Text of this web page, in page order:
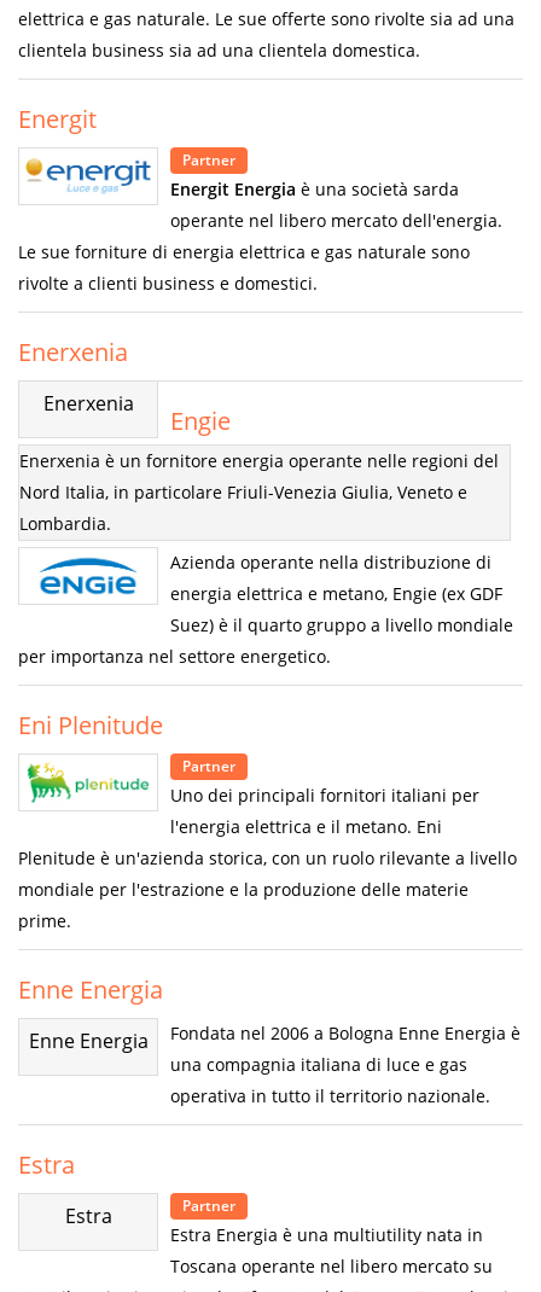
elettrica e gas naturale. Le sue offerte sono rivolte sia ad una
clientela business sia ad una clientela domestica.
Energit
Partner
Energit Energia è una società sarda
operante nel libero mercato dell'energia.
Le sue forniture di energia elettrica e gas naturale sono
rivolte a clienti business e domestici.
Enerxenia
Enerxenia
Enerxenia è un fornitore energia operante nelle regioni del
Nord Italia, in particolare Friuli-Venezia Giulia, Veneto e
Lombardia.
Engie
Azienda operante nella distribuzione di
energia elettrica e metano, Engie (ex GDF
Suez) è il quarto gruppo a livello mondiale
per importanza nel settore energetico.
Eni Plenitude
Partner
Uno dei principali fornitori italiani per
l'energia elettrica e il metano. Eni
Plenitude è un'azienda storica, con un ruolo rilevante a livello
mondiale per l'estrazione e la produzione delle materie
prime.
Enne Energia
Enne Energia
Fondata nel 2006 a Bologna Enne Energia è
una compagnia italiana di luce e gas
operativa in tutto il territorio nazionale.
Estra
Partner
Estra
Estra Energia è una multiutility nata in
Toscana operante nel libero mercato su